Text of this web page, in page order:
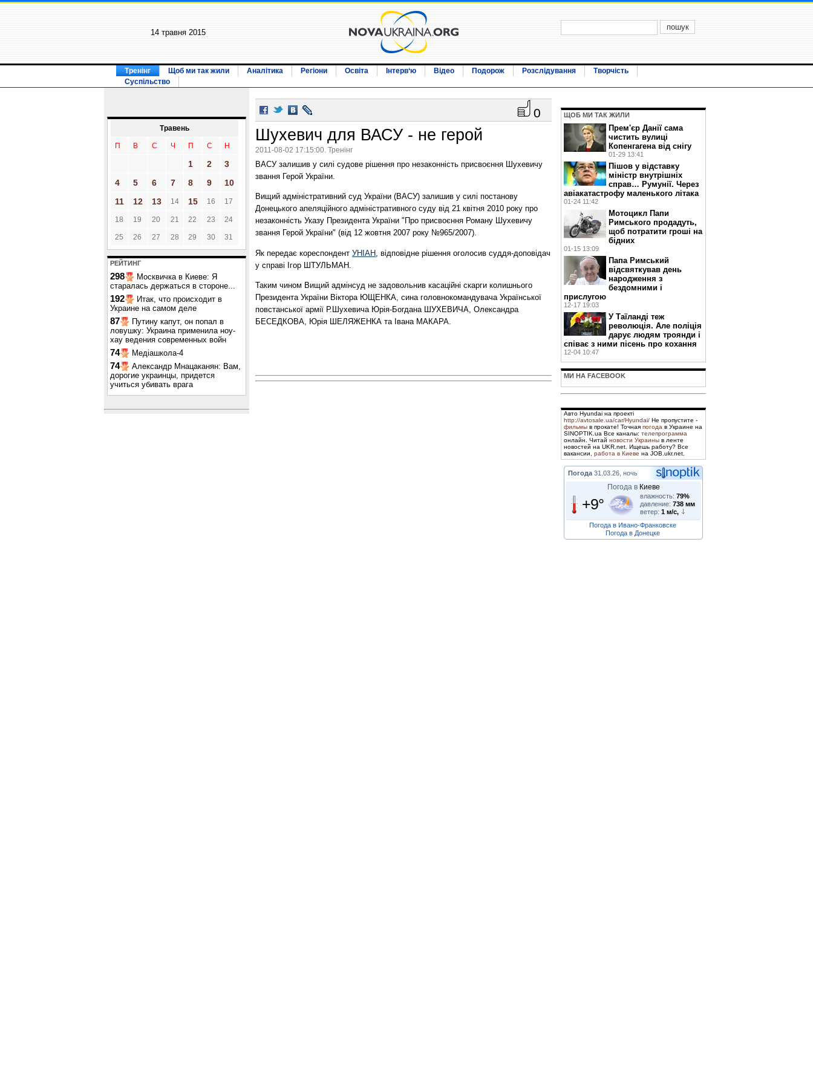
14 травня 2015
Тренінг Щоб ми так жили Аналітика Регіони Освіта Інтерв‘ю Відео Подорож Розслідування
Творчість
Суспільство
Травень
П В С Ч П С Н
1 2
3
4
5 6 7 8 9
10
11
12 13 14 15 16 17
18 19 20 21 22 23 24
25 26 27 28 29 30 31
РЕЙТИНГ
298
Москвичка в Киеве: Я
старалась держаться в стороне...
192
Итак, что происходит в
Украине на самом деле
87
Путину капут, он попал в
ловушку: Украина применила ноу-
хау ведения современных войн
74 Медіашкола-4
74
Александр Мнацаканян: Вам,
дорогие украинцы, придется
учиться убивать врага
0
Шухевич для ВАСУ - не герой
2011-08-02 17:15:00. Тренінг
ВАСУ залишив у силі судове рішення про незаконність присвоєння Шухевичу
звання Герой України.
Вищий адміністративний суд України (ВАСУ) залишив у силі постанову
Донецького апеляційного адміністративного суду від 21 квітня 2010 року про
незаконність Указу Президента України "Про присвоєння Роману Шухевичу
звання Герой України" (від 12 жовтня 2007 року №965/2007).
Як передає кореспондент УНІАН , відповідне рішення оголосив суддя-доповідач
у справі Ігор ШТУЛЬМАН.
Таким чином Вищий адмінсуд не задовольнив касаційні скарги колишнього
Президента України Віктора ЮЩЕНКА, сина головнокомандувача Української
повстанської армії Р.Шухевича Юрія-Богдана ШУХЕВИЧА, Олександра
БЕСЕДКОВА, Юрія ШЕЛЯЖЕНКА та Івана МАКАРА.
ЩОБ МИ ТАК ЖИЛИ
Прем'єр Данії сама
чистить вулиці
Копенгагена від снігу
01-29 13:41
Пішов у відставку
міністр внутрішніх
справ… Румунії. Через
авіакатастрофу маленького літака
01-24 11:42
Мотоцикл Папи
Римського продадуть,
щоб потратити гроші на
бідних
01-15 13:09
Папа Римський
відсвяткував день
народження з
бездомними і
прислугою
12-17 19:03
У Таїланді теж
революція. Але поліція
дарує людям троянди і
співає з ними пісень про кохання
12-04 10:47
МИ НА FACEBOOK
Авто Hyundai на проекті
http://avtosale.ua/car/Hyundai/ Не пропустите -
фильмы в прокате! Точная погода в Украине на
SINOPTIK.ua Все каналы: телепрограмма
онлайн. Читай новости Украины в ленте
новостей на UKR.net. Ищешь работу? Все
вакансии, работа в Киеве на JOB.ukr.net.
Погода 31.03.26, ночь
Погода в Киеве
+9° влажность: 79%
давление: 738 мм
ветер: 1 м/с,
Погода в Ивано-Франковске
Погода в Донецке